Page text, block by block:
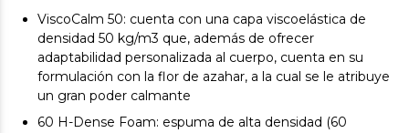
ViscoCalm 50: cuenta con una capa viscoelástica de
densidad 50 kg/m3 que, además de ofrecer
adaptabilidad personalizada al cuerpo, cuenta en su
formulación con la flor de azahar, a la cual se le atribuye
un gran poder calmante
60 H-Dense Foam: espuma de alta densidad (60